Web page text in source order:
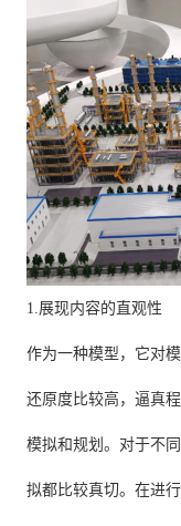
1.展现内容的直观性
作为一种模型，它对
还原度比较高，逼真
模拟和规划。对于不
拟都比较真切。在进